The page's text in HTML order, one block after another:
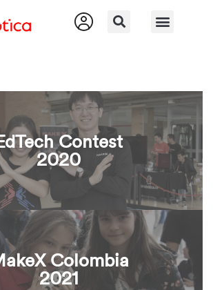
Contest
2020
Colombia
2021